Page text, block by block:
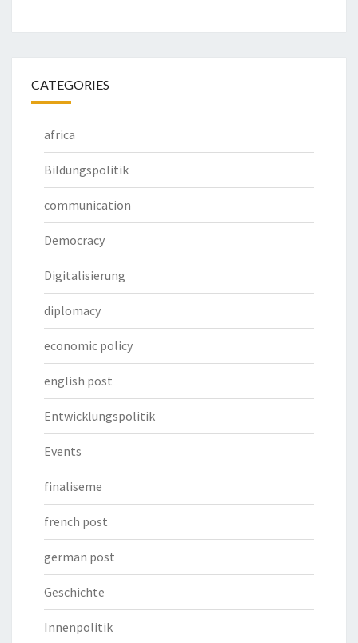
CATEGORIES
africa
Bildungspolitik
communication
Democracy
Digitalisierung
diplomacy
economic policy
english post
Entwicklungspolitik
Events
finaliseme
french post
german post
Geschichte
Innenpolitik